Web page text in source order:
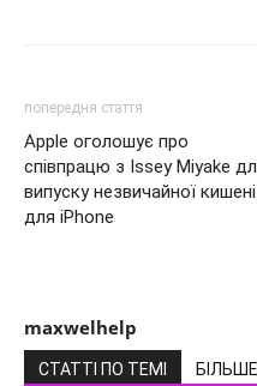
попередня стаття
Apple оголошує про
співпрацю з Issey Miyake
випуску незвичайної кишені
для iPhone
maxwelhelp
СТАТТІ ПО ТЕМІ